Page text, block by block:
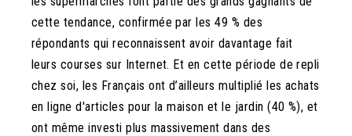
cette tendance, confirmée par les 49 % des
répondants qui reconnaissent avoir davantage fait
leurs courses sur Internet. Et en cette période de repli
chez soi, les Français ont d’ailleurs multiplié les achats
en ligne d'articles pour la maison et le jardin (40 %), et
ont même investi plus massivement dans des